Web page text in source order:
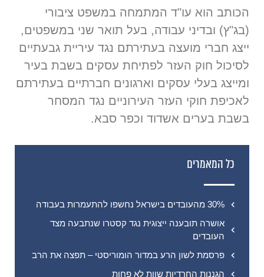
כל המאמרים
30% מהעובדים בישראל נחשפו להתעמרות בעבודה
אושרה תובענה ייצוגית נגד קסטרו שנתבעה מצד
העובדים
פרסמת לשון הרע במדור הומוריסטי – תפצה את הרב
הגננות החרדיות שוות לא פחות
הכותב הוא עו"ד המתמחה במשפט ציבורי
(בג"ץ) ובדיני עבודה, בעל תואר שני במשפטים,
ייצג חברי מועצה בעתירתם נגד עיריית גבעתיים
לסיכול חוק העזר לפתיחת עסקים בשבת בעיר
ומייצג בעלי עסקים וארגונים חברתיים בעתירתם
לאכיפת חוקי העזר העירוניים נגד המסחר
בשבת בערים אשדוד וכפר סבא.